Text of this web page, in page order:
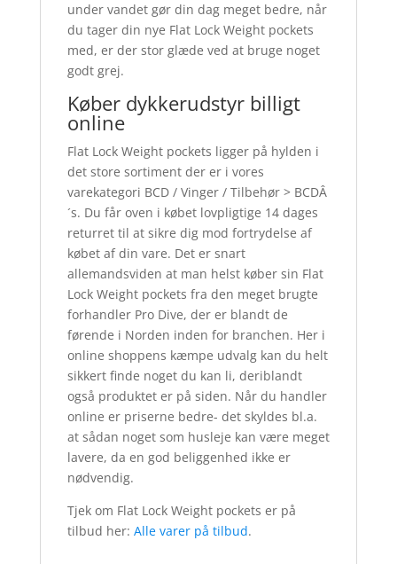
under vandet gør din dag meget bedre, når
du tager din nye Flat Lock Weight pockets
med, er der stor glæde ved at bruge noget
godt grej.
Køber dykkerudstyr billigt
online
Flat Lock Weight pockets ligger på hylden i
det store sortiment der er i vores
varekategori BCD / Vinger / Tilbehør > BCDÂ
´s. Du får oven i købet lovpligtige 14 dages
returret til at sikre dig mod fortrydelse af
købet af din vare. Det er snart
allemandsviden at man helst køber sin Flat
Lock Weight pockets fra den meget brugte
forhandler Pro Dive, der er blandt de
førende i Norden inden for branchen. Her i
online shoppens kæmpe udvalg kan du helt
sikkert finde noget du kan li, deriblandt
også produktet er på siden. Når du handler
online er priserne bedre- det skyldes bl.a.
at sådan noget som husleje kan være meget
lavere, da en god beliggenhed ikke er
nødvendig.
Tjek om Flat Lock Weight pockets er på
tilbud her: Alle varer på tilbud.